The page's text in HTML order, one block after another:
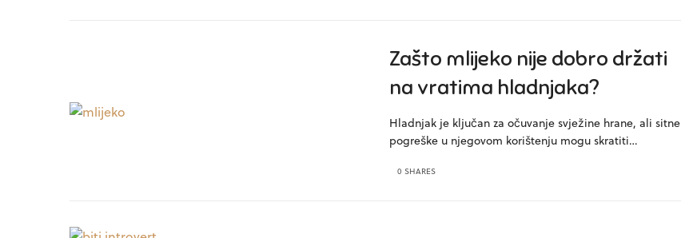
Zašto mlijeko nije dobro držati
na vratima hladnjaka?
Hladnjak je ključan za očuvanje svježine hrane, ali sitne
pogreške u njegovom korištenju mogu skratiti…
0 SHARES